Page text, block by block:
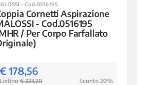
- Cod.0516195
Cornetti Aspirazione
- Cod.0516195
/ Per Corpo Farfallato
€ 178,56
Listino € 223,20 Sconto 20%